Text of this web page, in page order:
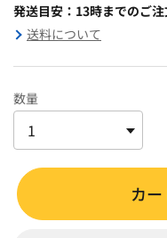
発送目安：13時までのご注
送料について
数量
カ